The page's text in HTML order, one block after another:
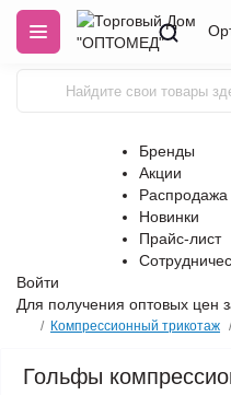
Бренды
Акции
Распродажа
Новинки
Прайс-лист
Войти
Для получения оптовых цен
Компрессионный трикотаж
Гольфы